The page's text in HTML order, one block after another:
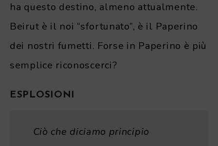
ha questo destino, almeno attualmente.
Beirut è il noi “sfortunato”, è il Paperino
dei nostri fumetti. Forse in Paperino è più
semplice riconoscerci?
ESPLOSIONI
Ciò che diciamo principio